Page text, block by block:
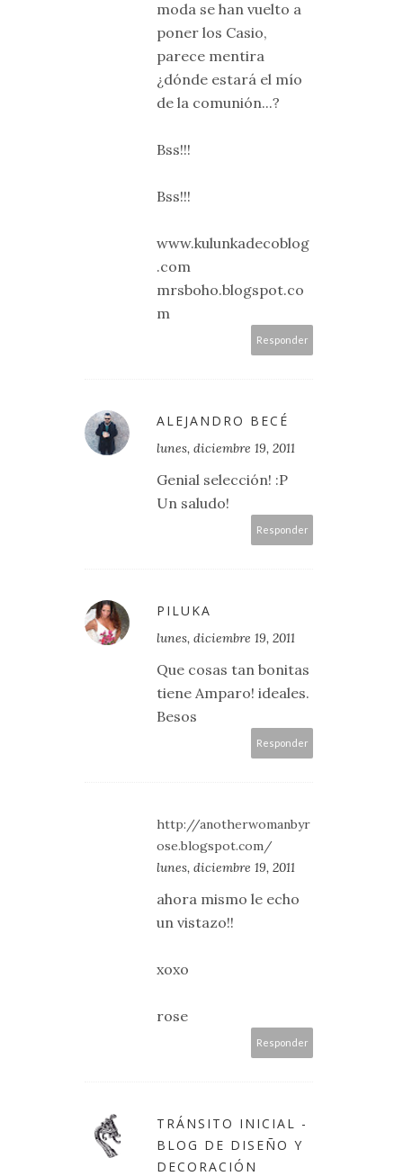
moda se han vuelto a
poner los Casio,
parece mentira
¿dónde estará el mío
de la comunión...?
Bss!!!
Bss!!!
www.kulunkadecoblog
.com
mrsboho.blogspot.co
m
Responder
ALEJANDRO BECÉ
lunes, diciembre 19, 2011
Genial selección! :P
Un saludo!
Responder
PILUKA
lunes, diciembre 19, 2011
Que cosas tan bonitas
tiene Amparo! ideales.
Besos
Responder
http://anotherwomanbyr
ose.blogspot.com/
lunes, diciembre 19, 2011
ahora mismo le echo
un vistazo!!
xoxo
rose
Responder
TRÁNSITO INICIAL -
BLOG DE DISEÑO Y
DECORACIÓN